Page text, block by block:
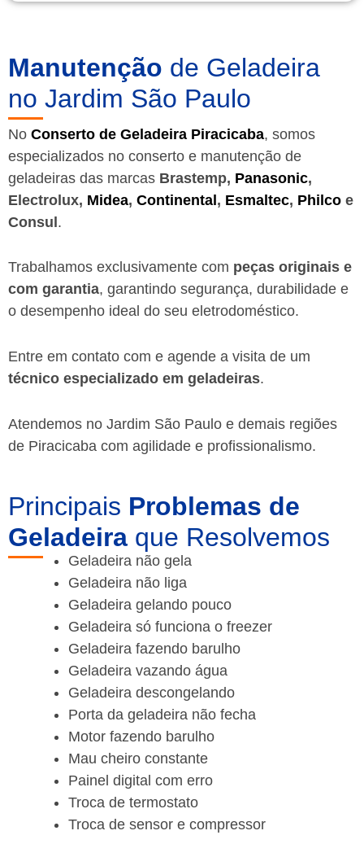
Manutenção de Geladeira
no Jardim São Paulo
No Conserto de Geladeira Piracicaba, somos
especializados no conserto e manutenção de
geladeiras das marcas Brastemp, Panasonic,
Electrolux, Midea, Continental, Esmaltec, Philco e
Consul.
Trabalhamos exclusivamente com peças originais e
com garantia, garantindo segurança, durabilidade e
o desempenho ideal do seu eletrodoméstico.
Entre em contato com e agende a visita de um
técnico especializado em geladeiras.
Atendemos no Jardim São Paulo e demais regiões
de Piracicaba com agilidade e profissionalismo.
Principais Problemas de
Geladeira que Resolvemos
Geladeira não gela
Geladeira não liga
Geladeira gelando pouco
Geladeira só funciona o freezer
Geladeira fazendo barulho
Geladeira vazando água
Geladeira descongelando
Porta da geladeira não fecha
Motor fazendo barulho
Mau cheiro constante
Painel digital com erro
Troca de termostato
Troca de sensor e compressor